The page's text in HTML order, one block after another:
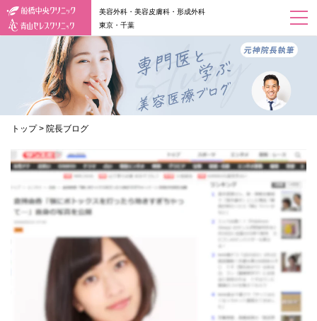
美容外科・美容皮膚科・形成外科
東京・千葉
トップ > 院長ブログ